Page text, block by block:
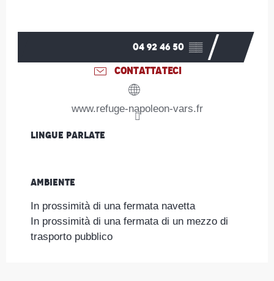
04 92 46 50 ▒▒
CONTATTATECI
www.refuge-napoleon-vars.fr
Lingue parlate
Lingue parlate
Ambiente
Ambiente
In prossimità di una fermata navetta
In prossimità di una fermata di un mezzo di
trasporto pubblico